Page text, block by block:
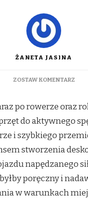
ŻANETA JASINA
ZOSTAW KOMENTARZDO
W
po rowerze oraz
do aktywnego
i szybkiego
stworzenia
napędzanego
poręczny i
w warunkach